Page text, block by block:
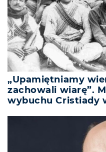
„Upamiętniamy
zachowali wiarę”.
wybuchu Cristiady